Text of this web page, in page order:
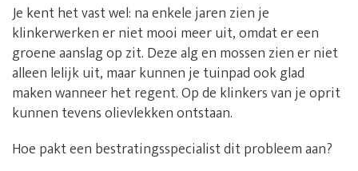
Je kent het vast wel: na enkele jaren zien je
klinkerwerken er niet mooi meer uit, omdat er een
groene aanslag op zit. Deze alg en mossen zien er niet
alleen lelijk uit, maar kunnen je tuinpad ook glad
maken wanneer het regent. Op de klinkers van je oprit
kunnen tevens olievlekken ontstaan.
Hoe pakt een bestratingsspecialist dit probleem aan?